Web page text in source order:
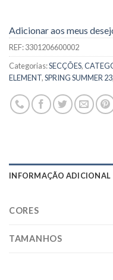
Adicionar aos meus
REF:3301206600002
Categorias:SECÇÕES,
ELEMENT,SPRING SUMMER 23,
INFORMAÇÃO ADICIONAL
CORES
TAMANHOS